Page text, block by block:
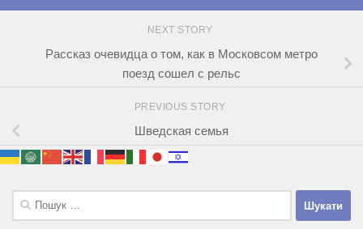
NEXT STORY
Рассказ очевидца о том, как в Московсом метро
поезд сошел с рельс
PREVIOUS STORY
Шведская семья
Пошук: